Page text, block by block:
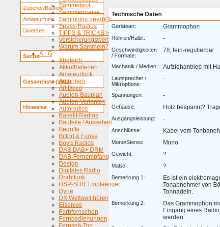
Sammelwut
Sammlerpreise
Sammlung geerbt?
Spass-Radios
TIPPS & TRICKS >
Versicherungswert
Warum Sammeln?
A - G
Abgleich
Akku/Batterien
Amateurfunk
Antennen
Art Deco
Audion-Bauplan
Audion-Varianten
Autoradios
Bakelit-Radios
Bauteile / Aussehen
Begriffe
Bittorf & Funke
Boy's Radios
DAB DAB+ DRM
DAB-Fernempfang
Design
Digitales Radio
Drahtfunk
DSP-SDR Empfaenger
Dyne
DX Weltweit hören
Eisenlos
Farbfernsehen
Fernbedienungen
Fernseh-Ton
Zubehör/Bauteile
Amateurfunk
Diverses
Suche
Gesamtliste (1652)
Hinweise
Technische Daten
Geräteart: Grammophon
Röhren/Halbl.: -
Geschwindigkeiten
/ Formate:
78, fein-regulierbar
Mechanik / Medien: Aufziehantrieb mit
Lautsprecher /
Mikrophone:
-
Spannungen: -
Gehäuse: Holz bespannt?
Ausgangsleistung: -
Anschlüsse: Kabel vom
Mono/Stereo: Mono
Gewicht: ?
Maße: ?
Bemerkung 1:
Es ist ein
Tonabnehmer von
Tonnadeln.
Bemerkung 2:
Das Grammophon
Eingang eines
werden.